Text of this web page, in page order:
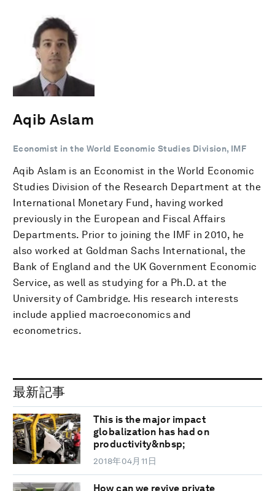
Aqib Aslam
Economist in the World Economic Studies Division, IMF
Aqib Aslam is an Economist in the World Economic
Studies Division of the Research Department at the
International Monetary Fund, having worked
previously in the European and Fiscal Affairs
Departments. Prior to joining the IMF in 2010, he
also worked at Goldman Sachs International, the
Bank of England and the UK Government Economic
Service, as well as studying for a Ph.D. at the
University of Cambridge. His research interests
include applied macroeconomics and
econometrics.
最新記事
This is the major impact
globalization has had on
productivity&nbsp;
2018年04月11日
How can we revive private